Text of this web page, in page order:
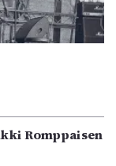
Romppaisen